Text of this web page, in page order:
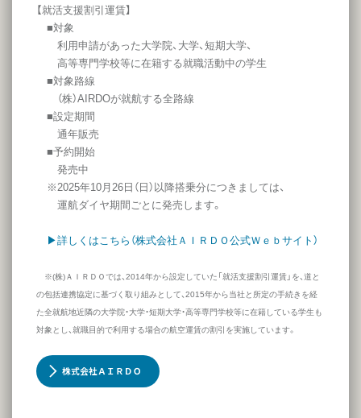
【就活支援割引運賃】
■対象
利用申請があった大学院、大学、短期大学、
高等専門学校等に在籍する就職活動中の学生
■対象路線
（株）AIRDOが就航する全路線
■設定期間
通年販売
■予約開始
発売中
※2025年10月26日（日）以降搭乗分につきましては、
運航ダイヤ期間ごとに発売します。
▶詳しくはこちら（株式会社ＡＩＲＤＯ公式Ｗｅｂサイト）
※(株)ＡＩＲＤＯでは、2014年から設定していた「就活支援割引運賃」を、道と
の包括連携協定に基づく取り組みとして、2015年から当社と所定の手続きを経
た全就航地近隣の大学院・大学・短期大学・高等専門学校等に在籍している学生も
対象とし、就職目的で利用する場合の航空運賃の割引を実施しています。
株式会社ＡＩＲＤＯ